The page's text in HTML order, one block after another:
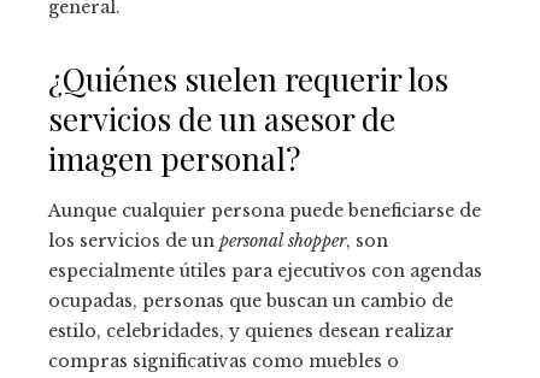
general.
¿Quiénes suelen requerir los
servicios de un asesor de
imagen personal?
Aunque cualquier persona puede beneficiarse de
los servicios de un personal shopper, son
especialmente útiles para ejecutivos con agendas
ocupadas, personas que buscan un cambio de
estilo, celebridades, y quienes desean realizar
compras significativas como muebles o